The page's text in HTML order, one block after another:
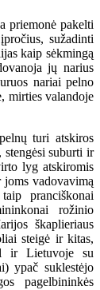
pakelti
sužadinti
kaip sėkmingą
jų narius
nariai pelno
mirties valandoje
turi atskiros
suburti ir
lyg atskiromis
vadovavimą
pranciškonai
rožinio
škaplieriaus
steigė ir kitas,
ir Lietuvoje su
ypač suklestėjo
pagelbininkės